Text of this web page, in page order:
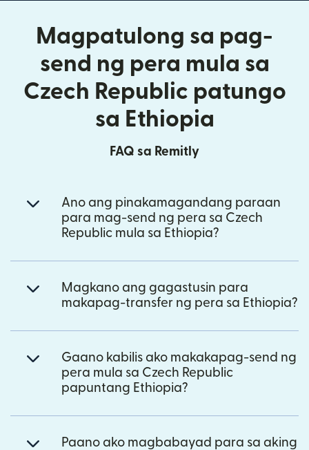
Magpatulong sa pag-
send ng pera mula sa
Czech Republic patungo
sa Ethiopia
FAQ sa Remitly
Ano ang pinakamagandang paraan
para mag-send ng pera sa Czech
Republic mula sa Ethiopia?
Magkano ang gagastusin para
makapag-transfer ng pera sa Ethiopia?
Gaano kabilis ako makakapag-send ng
pera mula sa Czech Republic
papuntang Ethiopia?
Paano ako magbabayad para sa aking